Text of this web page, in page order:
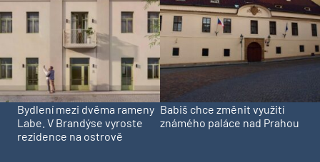
Bydlení mezi dvěma rameny
Labe. V Brandýse vyroste
rezidence na ostrově
Babiš chce změnit využití
známého paláce nad Prahou